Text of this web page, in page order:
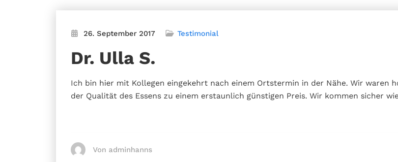
26. September 2017 Testimonial
Dr. Ulla S.
Ich bin hier mit Kollegen eingekehrt nach einem Ortstermin in der Nähe. Wir waren
der Qualität des Essens zu einem erstaunlich günstigen Preis. Wir kommen sicher
Von adminhanns